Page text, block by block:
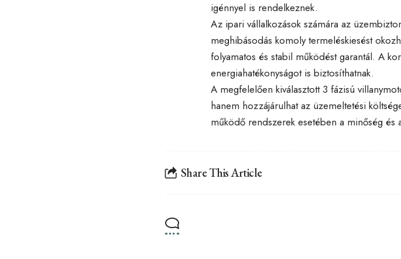
igénnyel is rendelkeznek.
Az ipari vállalkozások számára az
meghibásodás komoly termeléskiesést
folyamatos és stabil működést garantál. A
energiahatékonyságot is biztosíthatnak.
A megfelelően kiválasztott 3 fázisú
hanem hozzájárulhat az üzemeltetési
működő rendszerek esetében a minőség
Share This Article